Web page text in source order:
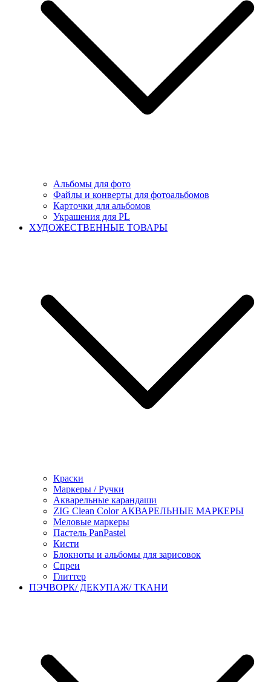
Альбомы для фото
Файлы и конверты для фотоальбомов
Карточки для альбомов
Украшения для PL
ХУДОЖЕСТВЕННЫЕ ТОВАРЫ
Краски
Маркеры / Ручки
Акварельные карандаши
ZIG Clean Color АКВАРЕЛЬНЫЕ МАРКЕРЫ
Меловые маркеры
Пастель PanPastel
Кисти
Блокноты и альбомы для зарисовок
Спреи
Глиттер
ПЭЧВОРК/ ДЕКУПАЖ/ ТКАНИ